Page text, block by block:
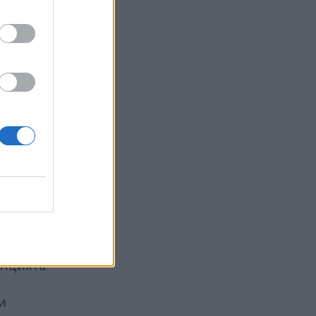
или
се